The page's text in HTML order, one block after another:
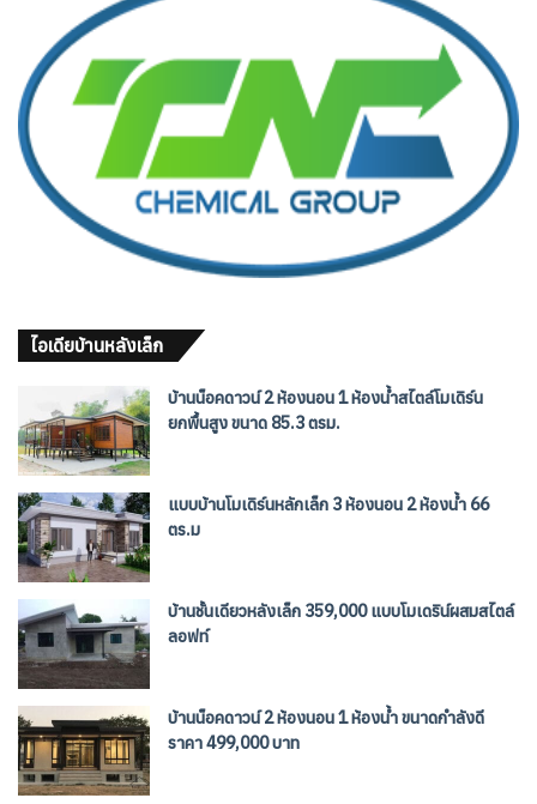
ไอเดียบ้านหลังเล็ก
บ้านน็อคดาวน์ 2 ห้องนอน 1 ห้องน้ำสไตล์โมเดิร์น
ยกพื้นสูง ขนาด 85.3 ตรม.
แบบบ้านโมเดิร์นหลักเล็ก 3 ห้องนอน 2 ห้องน้ำ 66
ตร.ม
บ้านชั้นเดียวหลังเล็ก 359,000 แบบโมเดริน์ผสมสไตล์
ลอฟท์
บ้านน็อคดาวน์ 2 ห้องนอน 1 ห้องน้ำ ขนาดกำลังดี
ราคา 499,000 บาท